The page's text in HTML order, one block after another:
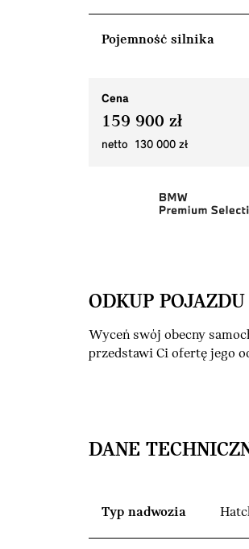
Pojemność silnika
Cena
159 900 zł
netto 130 000 zł
ODKUP POJAZDU
Wyceń swój obecny
przedstawi Ci ofertę jego
DANE
Typ nadwozia